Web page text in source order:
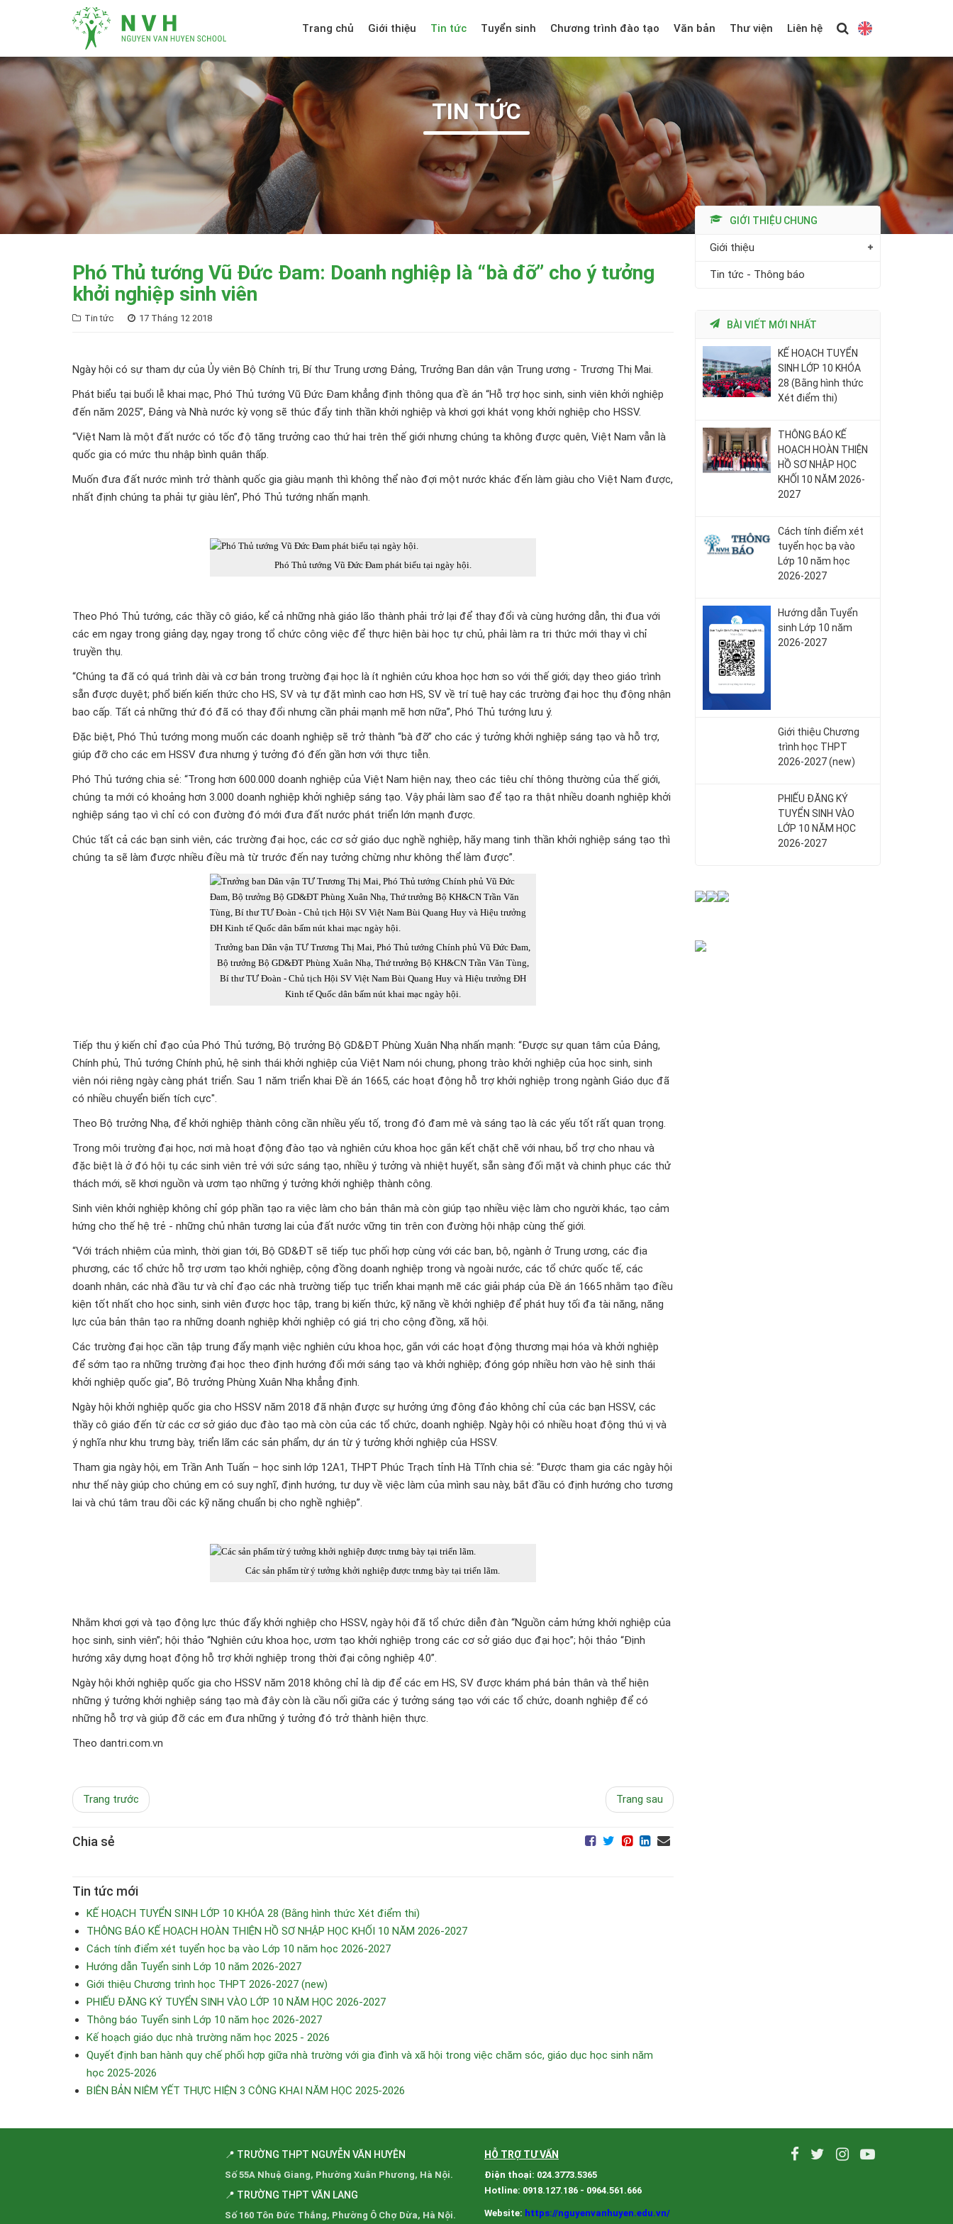
Trang chủ Giới thiệu Tin tức Tuyển sinh Chương trình đào tạo Văn bản Thư viện Liên hệ
TIN TỨC
Phó Thủ tướng Vũ Đức Đam: Doanh nghiệp là “bà đỡ” cho ý tưởng
khởi nghiệp sinh viên
Tin tức 17 Tháng 12 2018
Ngày hội có sự tham dự của Ủy viên Bộ Chính trị, Bí thư Trung ương Đảng, Trưởng Ban dân vận Trung ương - Trương Thị Mai.
Phát biểu tại buổi lễ khai mạc, Phó Thủ tướng Vũ Đức Đam khẳng định thông qua đề án “Hỗ trợ học sinh, sinh viên khởi nghiệp
đến năm 2025”, Đảng và Nhà nước kỳ vọng sẽ thúc đẩy tinh thần khởi nghiệp và khơi gợi khát vọng khởi nghiệp cho HSSV.
“Việt Nam là một đất nước có tốc độ tăng trưởng cao thứ hai trên thế giới nhưng chúng ta không được quên, Việt Nam vẫn là
quốc gia có mức thu nhập bình quân thấp.
Muốn đưa đất nước mình trở thành quốc gia giàu mạnh thì không thể nào đợi một nước khác đến làm giàu cho Việt Nam được,
nhất định chúng ta phải tự giàu lên”, Phó Thủ tướng nhấn mạnh.
Phó Thủ tướng Vũ Đức Đam phát biểu tại ngày hội.
Theo Phó Thủ tướng, các thầy cô giáo, kể cả những nhà giáo lão thành phải trở lại để thay đổi và cùng hướng dẫn, thi đua với
các em ngay trong giảng dạy, ngay trong tổ chức công việc để thực hiện bài học tự chủ, phải làm ra tri thức mới thay vì chỉ
truyền thụ.
“Chúng ta đã có quá trình dài và cơ bản trong trường đại học là ít nghiên cứu khoa học hơn so với thế giới; dạy theo giáo trình
sẵn được duyệt; phổ biến kiến thức cho HS, SV và tự đặt mình cao hơn HS, SV về trí tuệ hay các trường đại học thụ động nhận
bao cấp. Tất cả những thứ đó đã có thay đổi nhưng cần phải mạnh mẽ hơn nữa”, Phó Thủ tướng lưu ý.
Đặc biệt, Phó Thủ tướng mong muốn các doanh nghiệp sẽ trở thành “bà đỡ” cho các ý tưởng khởi nghiệp sáng tạo và hỗ trợ,
giúp đỡ cho các em HSSV đưa nhưng ý tưởng đó đến gần hơn với thực tiễn.
Phó Thủ tướng chia sẻ: “Trong hơn 600.000 doanh nghiệp của Việt Nam hiện nay, theo các tiêu chí thông thường của thế giới,
chúng ta mới có khoảng hơn 3.000 doanh nghiệp khởi nghiệp sáng tạo. Vậy phải làm sao để tạo ra thật nhiều doanh nghiệp khởi
nghiệp sáng tạo vì chỉ có con đường đó mới đưa đất nước phát triển lớn mạnh được.
Chúc tất cả các bạn sinh viên, các trường đại học, các cơ sở giáo dục nghề nghiệp, hãy mang tinh thần khởi nghiệp sáng tạo thì
chúng ta sẽ làm được nhiều điều mà từ trước đến nay tưởng chừng như không thể làm được”.
Trưởng ban Dân vận TƯ Trương Thị Mai, Phó Thủ tướng Chính phủ Vũ Đức Đam,
Bộ trưởng Bộ GD&ĐT Phùng Xuân Nhạ, Thứ trưởng Bộ KH&CN Trần Văn Tùng,
Bí thư TƯ Đoàn - Chủ tịch Hội SV Việt Nam Bùi Quang Huy và Hiệu trưởng ĐH
Kinh tế Quốc dân bấm nút khai mạc ngày hội.
Tiếp thu ý kiến chỉ đạo của Phó Thủ tướng, Bộ trưởng Bộ GD&ĐT Phùng Xuân Nhạ nhấn mạnh: “Được sự quan tâm của Đảng,
Chính phủ, Thủ tướng Chính phủ, hệ sinh thái khởi nghiệp của Việt Nam nói chung, phong trào khởi nghiệp của học sinh, sinh
viên nói riêng ngày càng phát triển. Sau 1 năm triển khai Đề án 1665, các hoạt động hỗ trợ khởi nghiệp trong ngành Giáo dục đã
có nhiều chuyển biến tích cực".
Theo Bộ trưởng Nhạ, để khởi nghiệp thành công cần nhiều yếu tố, trong đó đam mê và sáng tạo là các yếu tốt rất quan trọng.
Trong môi trường đại học, nơi mà hoạt động đào tạo và nghiên cứu khoa học gắn kết chặt chẽ với nhau, bổ trợ cho nhau và
đặc biệt là ở đó hội tụ các sinh viên trẻ với sức sáng tạo, nhiều ý tưởng và nhiệt huyết, sẵn sàng đối mặt và chinh phục các thử
thách mới, sẽ khơi nguồn và ươm tạo những ý tưởng khởi nghiệp thành công.
Sinh viên khởi nghiệp không chỉ góp phần tạo ra việc làm cho bản thân mà còn giúp tạo nhiều việc làm cho người khác, tạo cảm
hứng cho thế hệ trẻ - những chủ nhân tương lai của đất nước vững tin trên con đường hội nhập cùng thế giới.
“Với trách nhiệm của mình, thời gian tới, Bộ GD&ĐT sẽ tiếp tục phối hợp cùng với các ban, bộ, ngành ở Trung ương, các địa
phương, các tổ chức hỗ trợ ươm tạo khởi nghiệp, cộng đồng doanh nghiệp trong và ngoài nước, các tổ chức quốc tế, các
doanh nhân, các nhà đầu tư và chỉ đạo các nhà trường tiếp tục triển khai mạnh mẽ các giải pháp của Đề án 1665 nhằm tạo điều
kiện tốt nhất cho học sinh, sinh viên được học tập, trang bị kiến thức, kỹ năng về khởi nghiệp để phát huy tối đa tài năng, năng
lực của bản thân tạo ra những doanh nghiệp khởi nghiệp có giá trị cho cộng đồng, xã hội.
Các trường đại học cần tập trung đẩy mạnh việc nghiên cứu khoa học, gắn với các hoạt động thương mại hóa và khởi nghiệp
để sớm tạo ra những trường đại học theo định hướng đổi mới sáng tạo và khởi nghiệp; đóng góp nhiều hơn vào hệ sinh thái
khởi nghiệp quốc gia”, Bộ trưởng Phùng Xuân Nhạ khẳng định.
Ngày hội khởi nghiệp quốc gia cho HSSV năm 2018 đã nhận được sự hưởng ứng đông đảo không chỉ của các bạn HSSV, các
thầy cô giáo đến từ các cơ sở giáo dục đào tạo mà còn của các tổ chức, doanh nghiệp. Ngày hội có nhiều hoạt động thú vị và
ý nghĩa như khu trưng bày, triển lãm các sản phẩm, dự án từ ý tưởng khởi nghiệp của HSSV.
Tham gia ngày hội, em Trần Anh Tuấn – học sinh lớp 12A1, THPT Phúc Trạch tỉnh Hà Tĩnh chia sẻ: “Được tham gia các ngày hội
như thế này giúp cho chúng em có suy nghĩ, định hướng, tư duy về việc làm của mình sau này, bắt đầu có định hướng cho tương
lai và chú tâm trau dồi các kỹ năng chuẩn bị cho nghề nghiệp”.
Các sản phẩm từ ý tưởng khởi nghiệp được trưng bày tại triển lãm.
Nhằm khơi gợi và tạo động lực thúc đẩy khởi nghiệp cho HSSV, ngày hội đã tổ chức diễn đàn “Nguồn cảm hứng khởi nghiệp của
học sinh, sinh viên”; hội thảo “Nghiên cứu khoa học, ươm tạo khởi nghiệp trong các cơ sở giáo dục đại học”; hội thảo “Định
hướng xây dựng hoạt động hỗ trợ khởi nghiệp trong thời đại công nghiệp 4.0”.
Ngày hội khởi nghiệp quốc gia cho HSSV năm 2018 không chỉ là dịp để các em HS, SV được khám phá bản thân và thể hiện
những ý tưởng khởi nghiệp sáng tạo mà đây còn là cầu nối giữa các ý tưởng sáng tạo với các tổ chức, doanh nghiệp để có
những hỗ trợ và giúp đỡ các em đưa những ý tưởng đó trở thành hiện thực.
Theo dantri.com.vn
Trang trước Trang sau
Chia sẻ
Tin tức mới
KẾ HOẠCH TUYỂN SINH LỚP 10 KHÓA 28 (Bằng hình thức Xét điểm thi)
THÔNG BÁO KẾ HOẠCH HOÀN THIỆN HỒ SƠ NHẬP HỌC KHỐI 10 NĂM 2026-2027
Cách tính điểm xét tuyển học bạ vào Lớp 10 năm học 2026-2027
Hướng dẫn Tuyển sinh Lớp 10 năm 2026-2027
Giới thiệu Chương trình học THPT 2026-2027 (new)
PHIẾU ĐĂNG KÝ TUYỂN SINH VÀO LỚP 10 NĂM HỌC 2026-2027
Thông báo Tuyển sinh Lớp 10 năm học 2026-2027
Kế hoạch giáo dục nhà trường năm học 2025 - 2026
Quyết định ban hành quy chế phối hợp giữa nhà trường với gia đình và xã hội trong việc chăm sóc, giáo dục học sinh năm
học 2025-2026
BIÊN BẢN NIÊM YẾT THỰC HIỆN 3 CÔNG KHAI NĂM HỌC 2025-2026
GIỚI THIỆU CHUNG
Giới thiệu
Tin tức - Thông báo
BÀI VIẾT MỚI NHẤT
KẾ HOẠCH TUYỂN
SINH LỚP 10 KHÓA
28 (Bằng hình thức
Xét điểm thi)
THÔNG BÁO KẾ
HOẠCH HOÀN THIỆN
HỒ SƠ NHẬP HỌC
KHỐI 10 NĂM 2026-
2027
Cách tính điểm xét
tuyển học bạ vào
Lớp 10 năm học
2026-2027
Hướng dẫn Tuyển
sinh Lớp 10 năm
2026-2027
Giới thiệu Chương
trình học THPT
2026-2027 (new)
PHIẾU ĐĂNG KÝ
TUYỂN SINH VÀO
LỚP 10 NĂM HỌC
2026-2027
📍 TRƯỜNG THPT NGUYỄN VĂN HUYÊN
Số 55A Nhuệ Giang, Phường Xuân Phương, Hà Nội.
📍 TRƯỜNG THPT VĂN LANG
Số 160 Tôn Đức Thắng, Phường Ô Chợ Dừa, Hà Nội.
HỖ TRỢ TƯ VẤN
Điện thoại: 024.3773.5365
Hotline: 0918.127.186 - 0964.561.666
Website: https://nguyenvanhuyen.edu.vn/